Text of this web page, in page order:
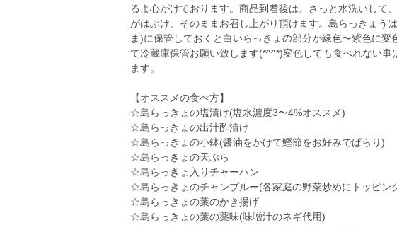
るよ心がけております。商品到着後は、さっと水洗いして
がはぶけ、そのままお召し上がり頂けます。島らっきょう
ま)に保管しておくと白いらっきょの部分が緑色〜紫色に
て冷蔵庫保管お願い致します(*^^*)変色しても食べれない事
ます。
【オススメの食べ方】
☆島らっきょの塩漬け(塩水濃度3〜4%オススメ)
☆島らっきょの出汁酢漬け
☆島らっきょの小鉢(醤油をかけて鰹節をお好みでぱらり)
☆島らっきょの天ぷら
☆島らっきょ入りチャーハン
☆島らっきょのチャンプルー(各家庭の野菜炒めにトッピン
☆島らっきょの葉のかき揚げ
☆島らっきょの葉の薬味(味噌汁のネギ代用)